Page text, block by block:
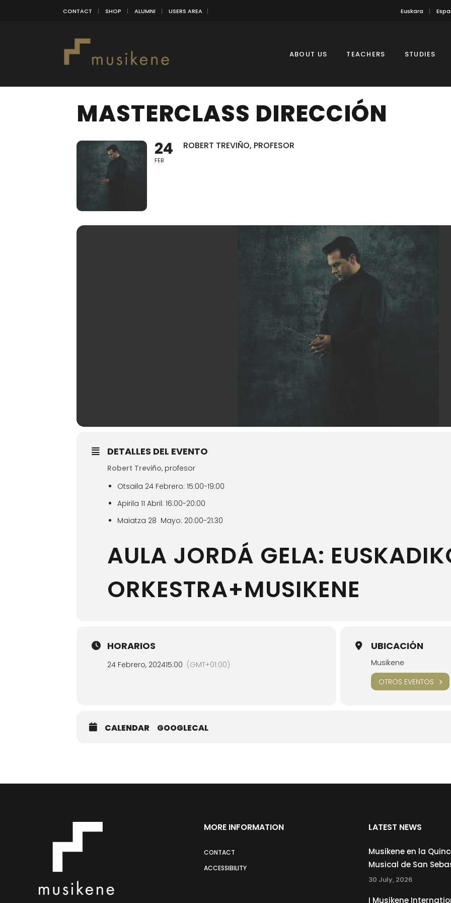
CONTACT SHOP ALUMNI USERS AREA Euskara
ABOUT US TEACHERS STUDIES
MASTERCLASS DIRECCIÓN
24
FEB
ROBERT TREVIÑO, PROFESOR
DETALLES DEL EVENTO
Robert Treviño, profesor
Otsaila 24 Febrero: 15:00-19:00
Apirila 11 Abril: 16:00-20:00
Maiatza 28 Mayo: 20:00-21:30
AULA JORDÁ GELA:
ORKESTRA+MUSIKENE
HORARIOS
24 Febrero, 202415:00 (GMT+01:00)
UBICACIÓN
Musikene
OTROS EVENTOS
CALENDAR GOOGLECAL
MORE INFORMATION
CONTACT
ACCESSIBILITY
LATEST NEWS
Musikene en la
Musical de San
30 July, 2026
I Musikene